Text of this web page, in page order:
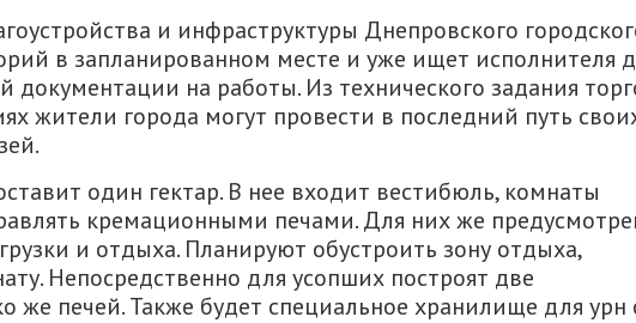
и инфраструктуры Днепровского
в запланированном месте и уже ищет исполнителя
документации на работы. Из технического задания
жители города могут провести в последний путь
один гектар. В нее входит вестибюль, комнаты
кремационными печами. Для них же
и отдыха. Планируют обустроить зону отдыха,
Непосредственно для усопших построят две
же печей. Также будет специальное хранилище для урн